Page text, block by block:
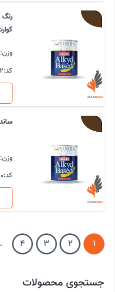
جستجوی محصولات
وزن: 1
کد:
وزن: 1
کد:
1
2
3
4